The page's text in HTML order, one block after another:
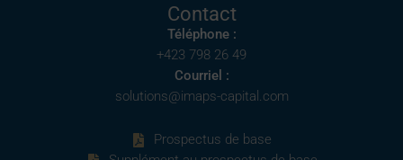
Contact
Téléphone :
+423 798 26 49
Courriel :
solutions@imaps-capital.com
Prospectus de base